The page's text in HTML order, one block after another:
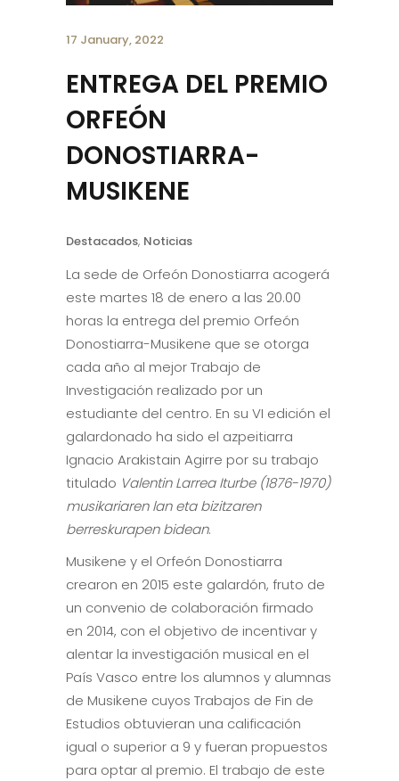
17 January, 2022
ENTREGA DEL PREMIO
ORFEÓN
DONOSTIARRA-
MUSIKENE
Destacados, Noticias
La sede de Orfeón Donostiarra acogerá
este martes 18 de enero a las 20.00
horas la entrega del premio Orfeón
Donostiarra-Musikene que se otorga
cada año al mejor Trabajo de
Investigación realizado por un
estudiante del centro. En su VI edición el
galardonado ha sido el azpeitiarra
Ignacio Arakistain Agirre por su trabajo
titulado Valentin Larrea Iturbe (1876-1970)
musikariaren lan eta bizitzaren
berreskurapen bidean.
Musikene y el Orfeón Donostiarra
crearon en 2015 este galardón, fruto de
un convenio de colaboración firmado
en 2014, con el objetivo de incentivar y
alentar la investigación musical en el
País Vasco entre los alumnos y alumnas
de Musikene cuyos Trabajos de Fin de
Estudios obtuvieran una calificación
igual o superior a 9 y fueran propuestos
para optar al premio. El trabajo de este